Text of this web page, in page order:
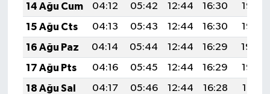
14 Ağu Cum
04:12 05:42 12:44 16:30
19:37
15 Ağu Cts
04:13 05:43 12:44 16:30
19:35
16 Ağu Paz
04:14 05:44 12:44 16:29
19:34
17 Ağu Pts
04:16 05:45 12:44 16:29
19:33
18 Ağu Sal
04:17 05:46 12:44 16:28
19:31